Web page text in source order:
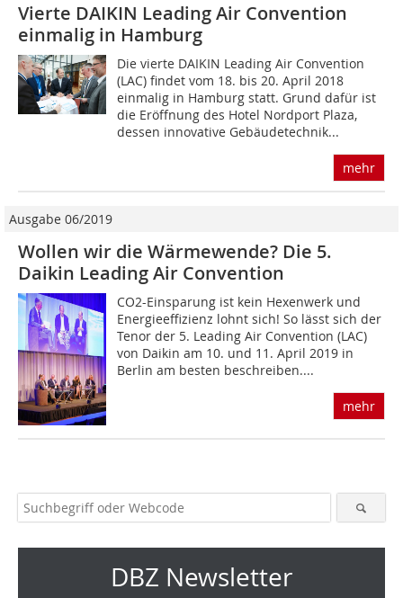
Vierte DAIKIN Leading Air Convention
einmalig in Hamburg
Die vierte DAIKIN Leading Air Convention
(LAC) findet vom 18. bis 20. April 2018
einmalig in Hamburg statt. Grund dafür ist
die Eröffnung des Hotel Nordport Plaza,
dessen innovative Gebäudetechnik...
mehr
Ausgabe 06/2019
Wollen wir die Wärmewende? Die 5.
Daikin Leading Air Convention
CO2-Einsparung ist kein Hexenwerk und
Energieeffizienz lohnt sich! So lässt sich der
Tenor der 5. Leading Air Convention (LAC)
von Daikin am 10. und 11. April 2019 in
Berlin am besten beschreiben....
mehr
DBZ Newsletter